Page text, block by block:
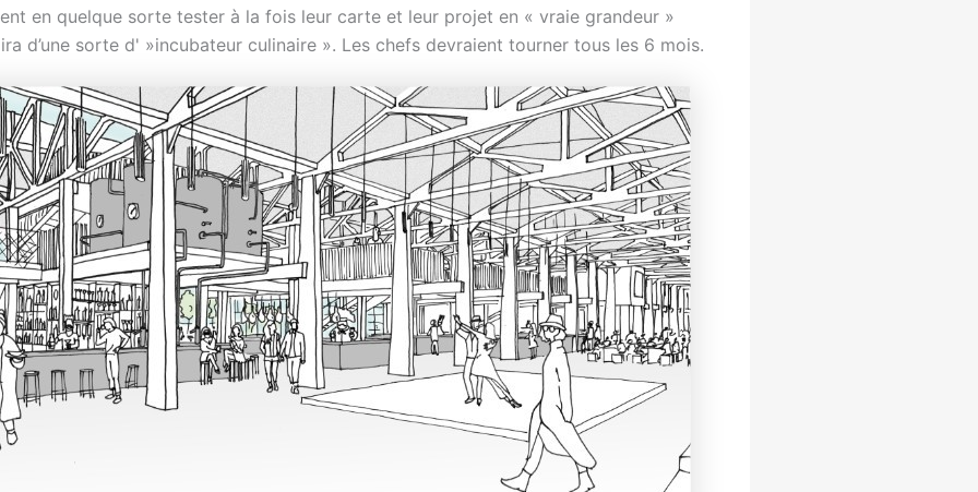
en quelque sorte tester à la fois leur carte et leur projet en « vraie grandeur »
d’une sorte d' »incubateur culinaire ». Les chefs devraient tourner tous les 6 mois.